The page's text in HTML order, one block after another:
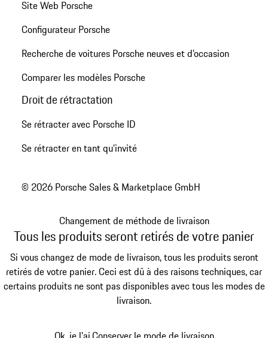
Site Web Porsche
Configurateur Porsche
Recherche de voitures Porsche neuves et d'occasion
Comparer les modèles Porsche
Droit de rétractation
Se rétracter avec Porsche ID
Se rétracter en tant qu’invité
© 2026 Porsche Sales & Marketplace GmbH
Changement de méthode de livraison
Tous les produits seront retirés de votre panier
Si vous changez de mode de livraison, tous les produits seront
retirés de votre panier. Ceci est dû à des raisons techniques, car
certains produits ne sont pas disponibles avec tous les modes de
livraison.